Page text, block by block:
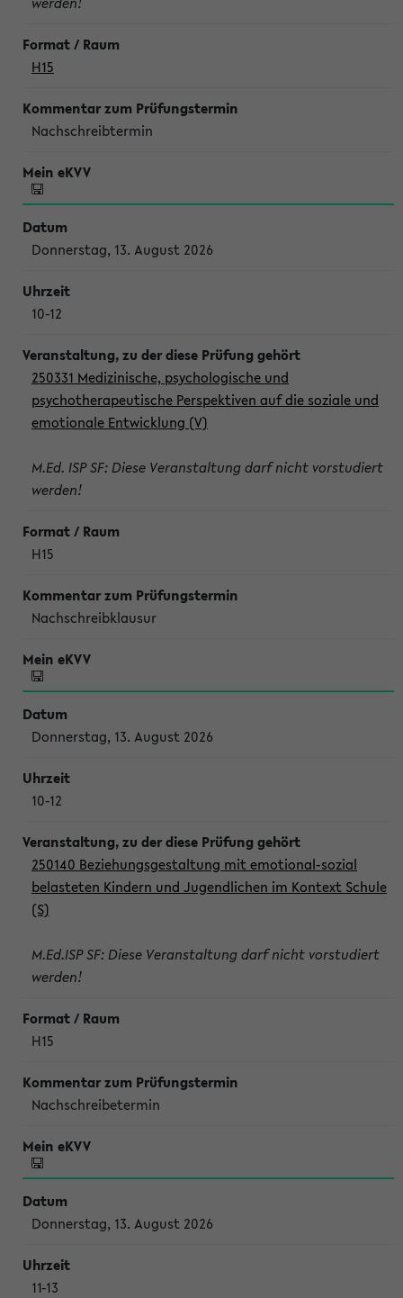
H15
Nachschreibtermin
Donnerstag, 13. August 2026
10-12
250331 Medizinische, psychologische und
psychotherapeutische Perspektiven auf die soziale und
emotionale Entwicklung (V)
M.Ed. ISP SF: Diese Veranstaltung darf nicht vorstudiert
werden!
H15
Nachschreibklausur
Donnerstag, 13. August 2026
10-12
250140 Beziehungsgestaltung mit emotional-sozial
belasteten Kindern und Jugendlichen im Kontext Schule
(S)
M.Ed.ISP SF: Diese Veranstaltung darf nicht vorstudiert
werden!
H15
Nachschreibetermin
Donnerstag, 13. August 2026
11-13